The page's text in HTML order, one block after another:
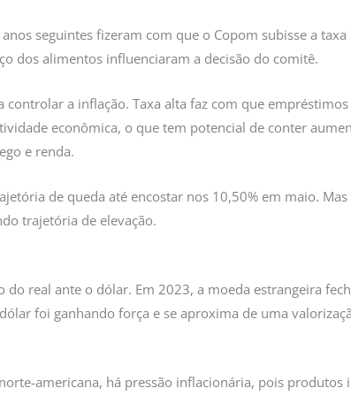
seguintes fizeram com que o Copom subisse a
dos alimentos influenciaram a decisão do comitê.
a inflação. Taxa alta faz com que
econômica, o que tem potencial de conter
e renda.
de queda até encostar nos 10,50% em maio.
trajetória de elevação.
real ante o dólar. Em 2023, a moeda estrangeira
foi ganhando força e se aproxima de uma
americana, há pressão inflacionária, pois